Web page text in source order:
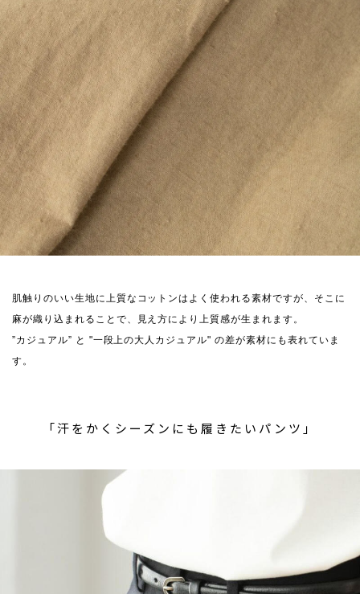
肌触りのいい生地に上質なコットンはよく使われる素材ですが、そこに
麻が織り込まれることで、見え方により上質感が生まれます。
”カジュアル” と "一段上の大人カジュアル" の差が素材にも表れていま
す。
「汗をかくシーズンにも履きたいパンツ」